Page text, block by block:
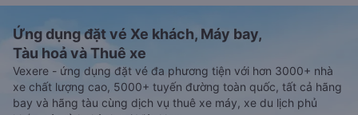
Ứng dụng đặt vé Xe khách, Máy bay,
Tàu hoả và Thuê xe
Vexere - ứng dụng đặt vé đa phương tiện với hơn 3000+ nhà
xe chất lượng cao, 5000+ tuyến đường toàn quốc, tất cả hãng
bay và hãng tàu cùng dịch vụ thuê xe máy, xe du lịch phủ